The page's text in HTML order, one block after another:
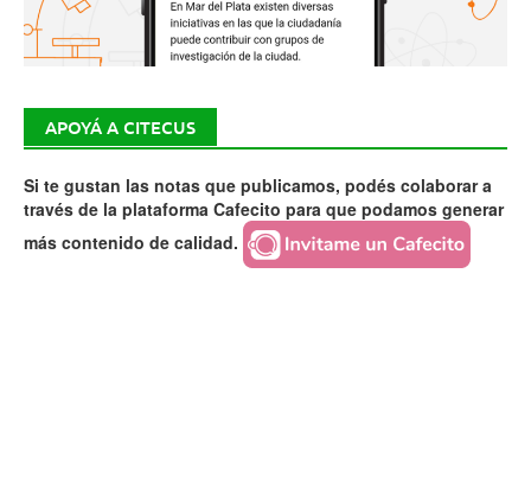
APOYÁ A CITECUS
Si te gustan las notas que publicamos, podés colaborar a
través de la plataforma Cafecito para que podamos generar
más contenido de calidad.